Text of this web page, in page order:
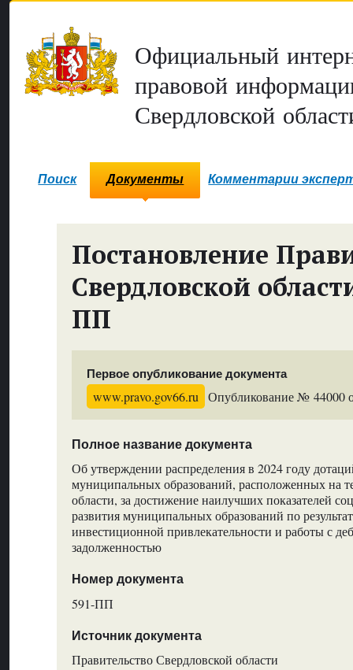
Официальный
правовой
Свердловской
Поиск Документы Комментарии
Постановление
Свердловской
ПП
Первое опубликование документа
www.pravo.gov66.ru Опубликование № 44000
Полное название документа
Об утверждении распределения в 2024 году
муниципальных образований, расположенных на
области, за достижение наилучших показателей
развития муниципальных образований по
инвестиционной привлекательности и работы с
задолженностью
Номер документа
591-ПП
Источник документа
Правительство Свердловской области